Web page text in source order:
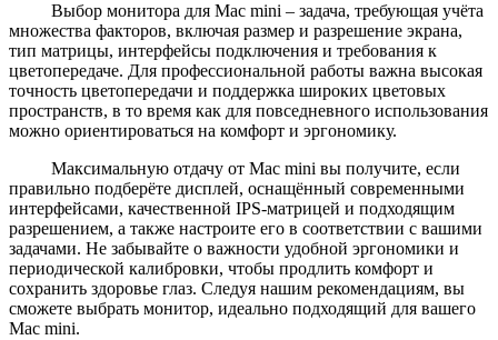
Выбор монитора для Mac mini – задача, требующая учёта
множества факторов, включая размер и разрешение экрана,
тип матрицы, интерфейсы подключения и требования к
цветопередаче. Для профессиональной работы важна высокая
точность цветопередачи и поддержка широких цветовых
пространств, в то время как для повседневного использования
можно ориентироваться на комфорт и эргономику.
Максимальную отдачу от Mac mini вы получите, если
правильно подберёте дисплей, оснащённый современными
интерфейсами, качественной IPS-матрицей и подходящим
разрешением, а также настроите его в соответствии с вашими
задачами. Не забывайте о важности удобной эргономики и
периодической калибровки, чтобы продлить комфорт и
сохранить здоровье глаз. Следуя нашим рекомендациям, вы
сможете выбрать монитор, идеально подходящий для вашего
Mac mini.